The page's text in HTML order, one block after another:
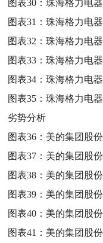
图表30：珠海格力电
图表31：珠海格力电
图表32：珠海格力电
图表33：珠海格力电
图表34：珠海格力电
图表35：珠海格力电
劣势分析
图表36： 美的集团股
图表37： 美的集团股
图表38： 美的集团股
图表39： 美的集团股
图表40： 美的集团股
图表41： 美的集团股